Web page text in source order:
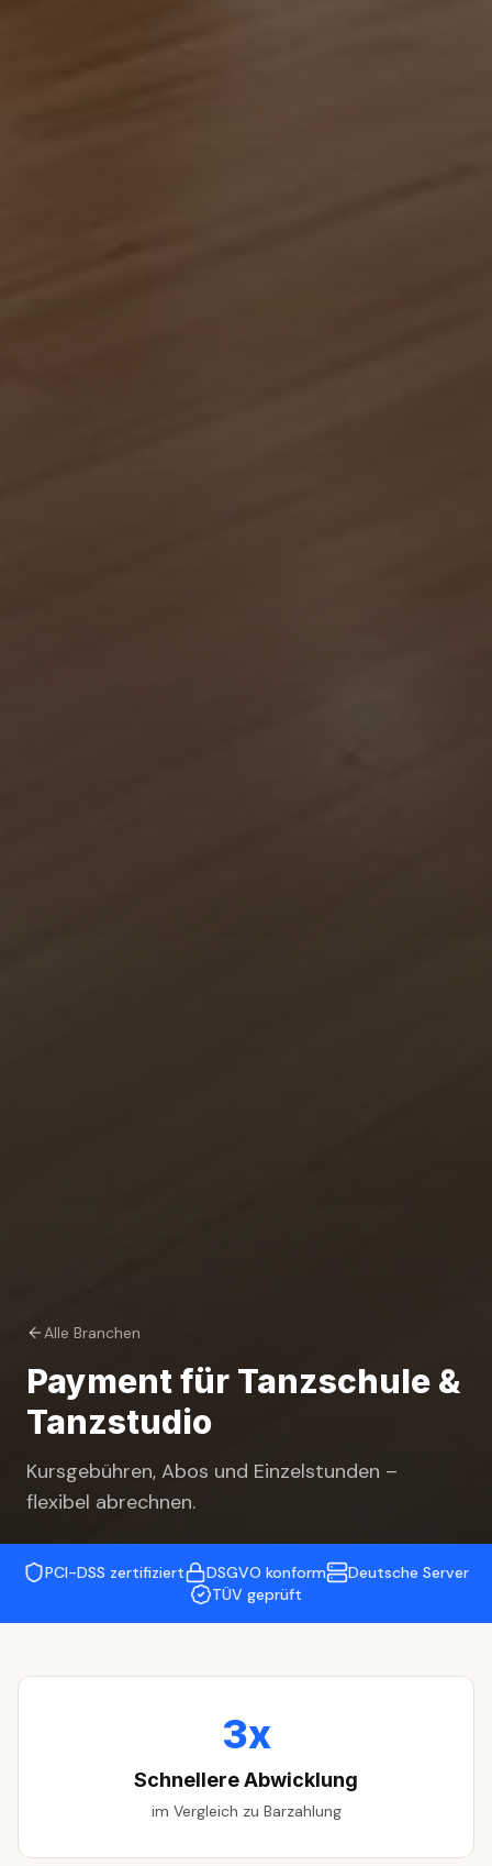
Alle Branchen
Payment für Tanzschule &
Tanzstudio
Kursgebühren, Abos und Einzelstunden –
flexibel abrechnen.
PCI-DSS zertifiziert DSGVO konform
Deutsche Server
TÜV geprüft
3x
Schnellere Abwicklung
im Vergleich zu Barzahlung